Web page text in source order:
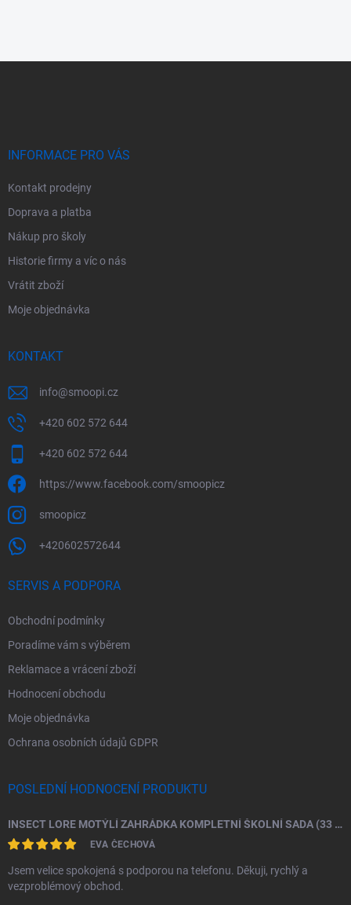
INFORMACE PRO VÁS
Kontakt prodejny
Doprava a platba
Nákup pro školy
Historie firmy a víc o nás
Vrátit zboží
Moje objednávka
KONTAKT
info@smoopi.cz
+420 602 572 644
+420 602 572 644
https://www.facebook.com/smoopicz
smoopicz
+420602572644
SERVIS A PODPORA
Obchodní podmínky
Poradíme vám s výběrem
Reklamace a vrácení zboží
Hodnocení obchodu
Moje objednávka
Ochrana osobních údajů GDPR
POSLEDNÍ HODNOCENÍ PRODUKTU
INSECT LORE MOTÝLÍ ZAHRÁDKA KOMPLETNÍ ŠKOLNÍ SADA (33 HOUSENEK)
EVA ČECHOVÁ
Jsem velice spokojená s podporou na telefonu. Děkuji, rychlý a
vezproblémový obchod.